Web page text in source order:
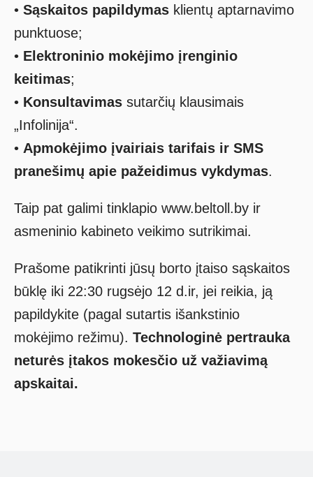
• Sąskaitos papildymasklientų aptarnavimo
punktuose;
•Elektroninio mokėjimo įrenginio
keitimas;
• Konsultavimassutarčių klausimais
„Infolinija“.
• Apmokėjimo įvairiais tarifais ir SMS
pranešimų apie pažeidimus vykdymas.
Taip pat galimi tinklapio www.beltoll.by ir
asmeninio kabineto veikimo sutrikimai.
Prašome patikrinti jūsų borto įtaiso sąskaitos
būklę iki 22:30 rugsėjo 12 d.ir, jei reikia, ją
papildykite (pagal sutartis išankstinio
mokėjimo režimu). Technologinė pertrauka
neturės įtakos mokesčio už važiavimą
apskaitai.